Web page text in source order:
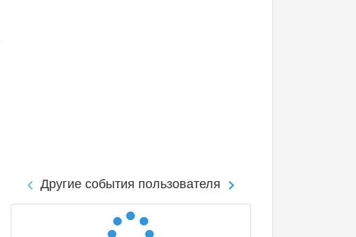
Другие события пользователя